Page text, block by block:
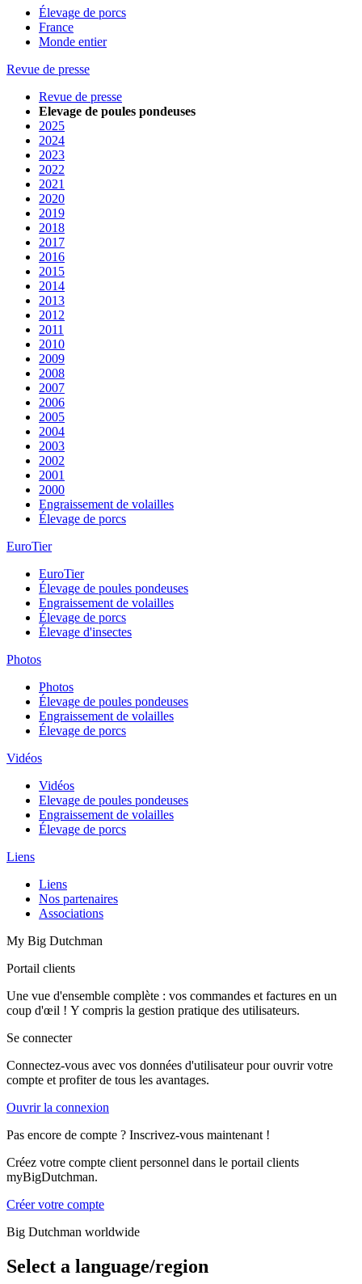
Élevage de porcs
France
Monde entier
Revue de presse
Revue de presse
Elevage de poules pondeuses
2025
2024
2023
2022
2021
2020
2019
2018
2017
2016
2015
2014
2013
2012
2011
2010
2009
2008
2007
2006
2005
2004
2003
2002
2001
2000
Engraissement de volailles
Élevage de porcs
EuroTier
EuroTier
Élevage de poules pondeuses
Engraissement de volailles
Élevage de porcs
Élevage d'insectes
Photos
Photos
Élevage de poules pondeuses
Engraissement de volailles
Élevage de porcs
Vidéos
Vidéos
Elevage de poules pondeuses
Engraissement de volailles
Élevage de porcs
Liens
Liens
Nos partenaires
Associations
My Big Dutchman
Portail clients
Une vue d'ensemble complète : vos commandes et factures en un
coup d'œil ! Y compris la gestion pratique des utilisateurs.
Se connecter
Connectez-vous avec vos données d'utilisateur pour ouvrir votre
compte et profiter de tous les avantages.
Ouvrir la connexion
Pas encore de compte ? Inscrivez-vous maintenant !
Créez votre compte client personnel dans le portail clients
myBigDutchman.
Créer votre compte
Big Dutchman worldwide
Select a language/region